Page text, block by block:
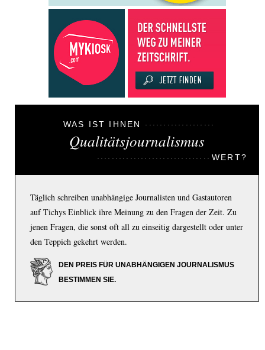
WAS IST IHNEN
Qualitätsjournalismus
WERT?
Täglich schreiben unabhängige Journalisten und Gastautoren
auf Tichys Einblick ihre Meinung zu den Fragen der Zeit. Zu
jenen Fragen, die sonst oft all zu einseitig dargestellt oder unter
den Teppich gekehrt werden.
DEN PREIS FÜR UNABHÄNGIGEN JOURNALISMUS
BESTIMMEN SIE.